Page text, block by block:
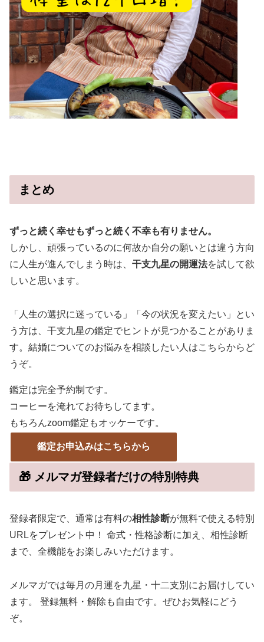
まとめ
ずっと続く幸せもずっと続く不幸も有りません。
しかし、頑張っているのに何故か自分の願いとは違う方向
に人生が進んでしまう時は、 干支九星の開運法を試して欲
しいと思います。
「人生の選択に迷っている」「今の状況を変えたい」とい
う方は、干支九星の鑑定でヒントが見つかることがありま
す。結婚についてのお悩みを相談したい人はこちらからど
うぞ。
鑑定は完全予約制です。
コーヒーを淹れてお待ちしてます。
もちろんzoom鑑定もオッケーです。
鑑定お申込みはこちらから
🎁 メルマガ登録者だけの特別特典
登録者限定で、通常は有料の相性診断が無料で使える特別
URLをプレゼント中！ 命式・性格診断に加え、相性診断
まで、全機能をお楽しみいただけます。
メルマガでは毎月の月運を九星・十二支別にお届けしてい
ます。 登録無料・解除も自由です。ぜひお気軽にどう
ぞ。